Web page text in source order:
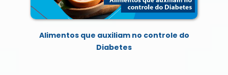
Alimentos que auxiliam no controle do
Diabetes